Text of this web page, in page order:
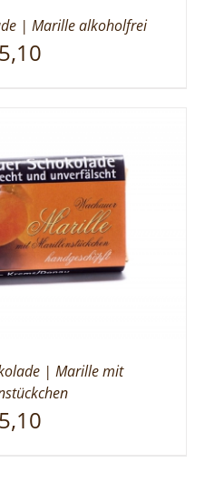
| Marille alkoholfrei
5,10
| Marille mit
5,10